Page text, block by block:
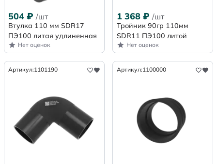
504 ₽ /шт
Втулка 110 мм SDR17
ПЭ100 литая удлиненная
Нет оценок
1 368 ₽ /шт
Тройник 90гр 110мм
SDR11 ПЭ100 литой
Нет оценок
Артикул:1101190 Артикул:1100000